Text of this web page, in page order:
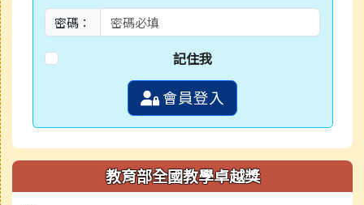
密碼：
記住我
會員登入
教育部全國教學卓越獎